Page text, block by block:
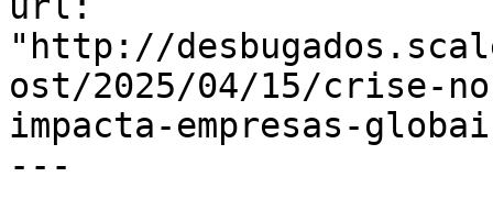
"http://
ost/2025/04/15/crise-
impacta-empresas-
---